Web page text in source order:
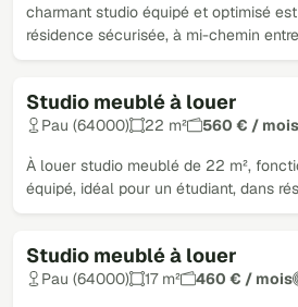
charmant studio équipé et optimisé
résidence sécurisée, à mi-chemin
Studio meublé à louer
Pau (64000) 22 m² 560 € / mois
À louer studio meublé de 22 m²,
équipé, idéal pour un étudiant, dans
Studio meublé à louer
Pau (64000) 17 m² 460 € / mois